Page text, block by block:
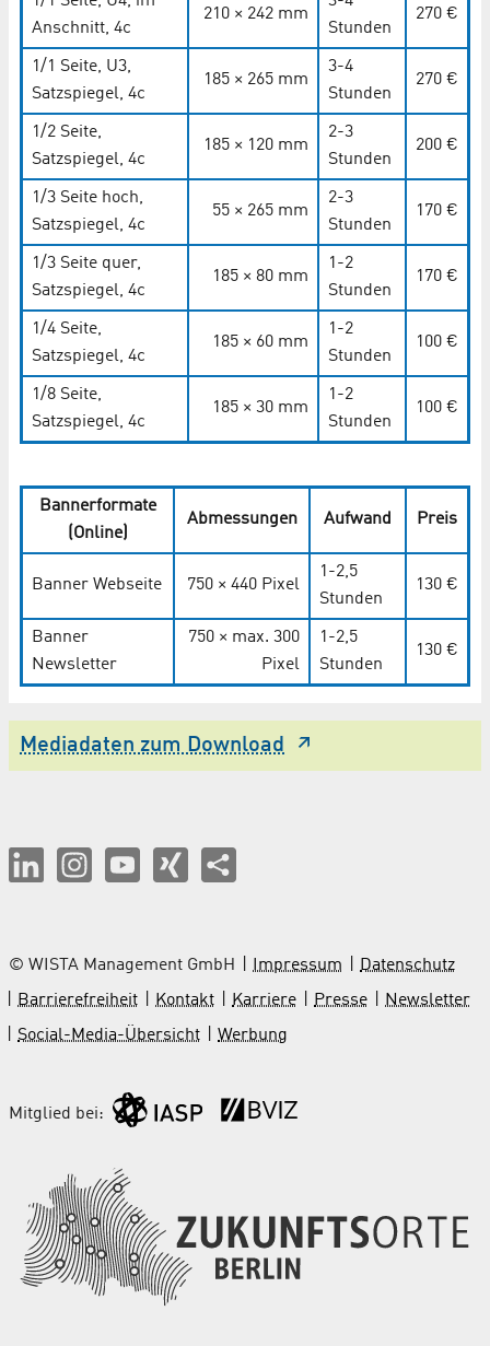
Anschnitt, 4c
210 × 242 mm
Stunden
270 €
1/1 Seite, U3,
Satzspiegel, 4c
185 × 265 mm
3-4
Stunden
270 €
1/2 Seite,
Satzspiegel, 4c
185 × 120 mm
2-3
Stunden
200 €
1/3 Seite hoch,
Satzspiegel, 4c
55 × 265 mm
2-3
Stunden
170 €
1/3 Seite quer,
Satzspiegel, 4c
185 × 80 mm
1-2
Stunden
170 €
1/4 Seite,
Satzspiegel, 4c
185 × 60 mm
1-2
Stunden
100 €
1/8 Seite,
Satzspiegel, 4c
185 × 30 mm
1-2
Stunden
100 €
Bannerformate
(Online)
Abmessungen Aufwand Preis
Banner Webseite 750 × 440 Pixel
1-2,5
Stunden
130 €
Banner
Newsletter
750 × max. 300
Pixel
1-2,5
Stunden
130 €
Mediadaten zum Download
© WISTA Management GmbH Impressum
Datenschutz
Barrierefreiheit
Kontakt Karriere Presse
Newsletter
Social-Media-Übersicht
Werbung
Mitglied bei: